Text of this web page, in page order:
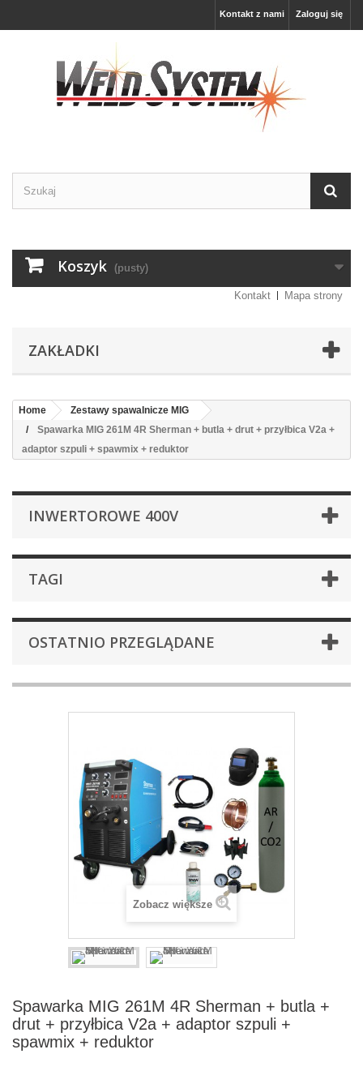
Zaloguj się
Kontakt z nami
Koszyk (pusty)
Kontakt Mapa strony
ZAKŁADKI
Home
Zestawy spawalnicze MIG
Spawarka MIG 261M 4R Sherman + butla + drut + przyłbica V2a +
adaptor szpuli + spawmix + reduktor
INWERTOROWE 400V
TAGI
OSTATNIO PRZEGLĄDANE
Zobacz większe
Spawarka MIG 261M 4R Sherman + butla +
drut + przyłbica V2a + adaptor szpuli +
spawmix + reduktor